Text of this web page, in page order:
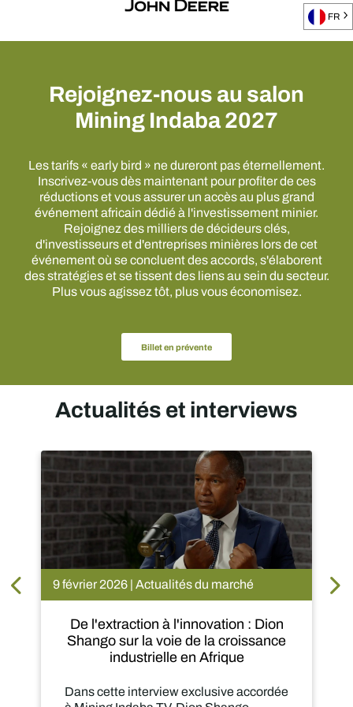
Rejoignez-nous au salon
Mining Indaba 2027
Les tarifs « early bird » ne dureront pas éternellement.
Inscrivez-vous dès maintenant pour profiter de ces
réductions et vous assurer un accès au plus grand
événement africain dédié à l'investissement minier.
Rejoignez des milliers de décideurs clés,
d'investisseurs et d'entreprises minières lors de cet
événement où se concluent des accords, s'élaborent
des stratégies et se tissent des liens au sein du secteur.
Plus vous agissez tôt, plus vous économisez.
Billet en prévente
Actualités et interviews
9 février 2026 | Actualités du marché
De l'extraction à l'innovation : Dion
Shango sur la voie de la croissance
industrielle en Afrique
Dans cette interview exclusive accordée
FR